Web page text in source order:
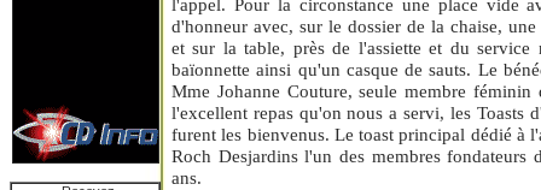
d'honneur avec, sur le dossier de la chaise,
et sur la table, près de l'assiette et du service
baïonnette ainsi qu'un casque de sauts. Le
Mme Johanne Couture, seule membre
l'excellent repas qu'on nous a servi, les Toasts
furent les bienvenus. Le toast principal dédié à
Roch Desjardins l'un des membres
ans.